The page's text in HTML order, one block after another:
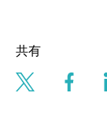
共有
Share this